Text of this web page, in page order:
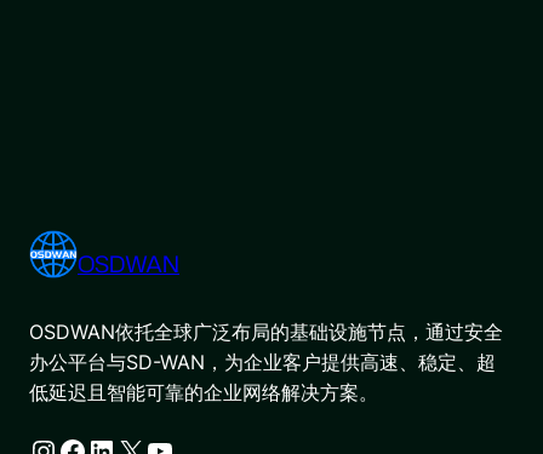
OSDWAN
OSDWAN依托全球广泛布局的基础设施节点，通过安全
办公平台与SD-WAN，为企业客户提供高速、稳定、超
低延迟且智能可靠的企业网络解决方案。